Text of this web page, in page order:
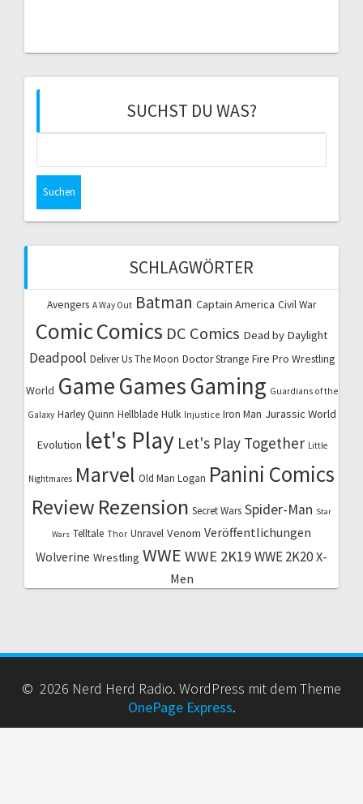
SUCHST DU WAS?
SCHLAGWÖRTER
Avengers A Way Out Batman Captain America Civil War
ComicComics DC Comics Dead by Daylight
Deadpool Deliver Us The Moon Doctor Strange Fire Pro Wrestling
World GameGamesGaming Guardians of the
Galaxy Harley Quinn Hellblade Hulk Injustice Iron Man Jurassic World
Evolution let's Play Let's Play Together Little
Nightmares Marvel Old Man Logan Panini Comics
Review Rezension Secret Wars Spider-Man Star
Wars Telltale Thor Unravel Venom Veröffentlichungen
Wolverine Wrestling WWE WWE 2K19WWE 2K20 X-
Men
© 2026 Nerd Herd Radio. WordPress mit dem Theme
OnePage Express.